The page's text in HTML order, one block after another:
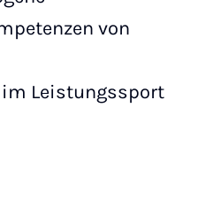
von
im Leistungssport